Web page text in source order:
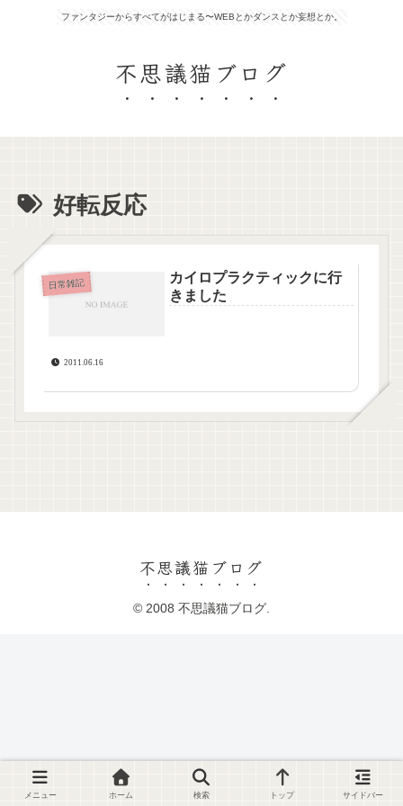
ファンタジーからすべてがはじまる〜WEBとかダンスとか妄想とか。
不思議猫ブログ
好転反応
日常雑記
カイロプラクティックに行
きました
2011.06.16
不思議猫ブログ
© 2008 不思議猫ブログ.
メニュー ホーム 検索 トップ サイドバー